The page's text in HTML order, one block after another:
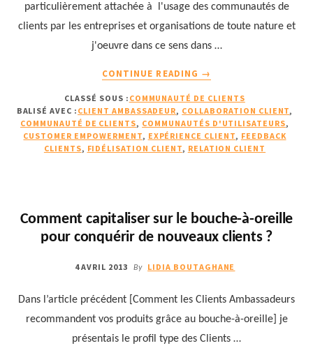
particulièrement attachée à l'usage des communautés de
clients par les entreprises et organisations de toute nature et
j'oeuvre dans ce sens dans …
CONTINUE READING
UNE
COMMUNAUTÉ
DE
CLIENTS
DOUCEUR
POUR
LEUR
DE
LOGICIELS
→
CLASSÉ SOUS : COMMUNAUTÉ DE CLIENTS
BALISÉ AVEC : CLIENT AMBASSADEUR, COLLABORATION CLIENT,
COMMUNAUTÉ DE CLIENTS, COMMUNAUTÉS D'UTILISATEURS,
CUSTOMER EMPOWERMENT, EXPÉRIENCE CLIENT, FEEDBACK
CLIENTS, FIDÉLISATION CLIENT, RELATION CLIENT
Comment capitaliser sur le bouche-à-oreille
pour conquérir de nouveaux clients ?
4 AVRIL 2013 By LIDIA BOUTAGHANE
Dans l’article précédent [Comment les Clients Ambassadeurs
recommandent vos produits grâce au bouche-à-oreille] je
présentais le profil type des Clients …